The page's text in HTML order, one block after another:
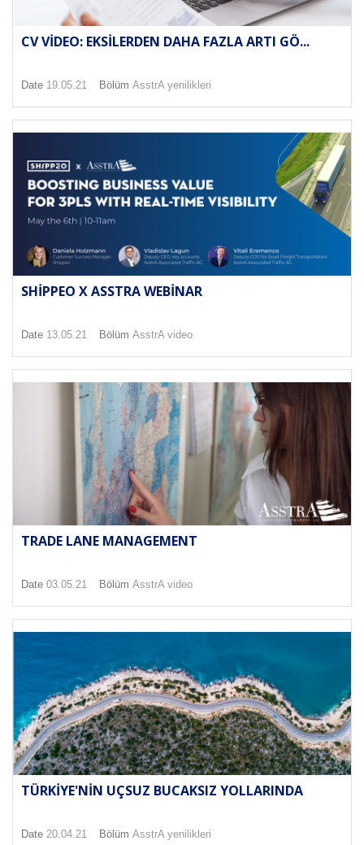
CV VIDEO: EKSILERDEN DAHA FAZLA ARTI GÖ...
Date 19.05.21 Bölüm AsstrA yenilikleri
SHIPPEO X ASSTRA WEBINAR
Date 13.05.21 Bölüm AsstrA video
TRADE LANE MANAGEMENT
Date 03.05.21 Bölüm AsstrA video
TÜRKIYE'NIN UÇSUZ BUCAKSIZ YOLLARINDA
Date 20.04.21 Bölüm AsstrA yenilikleri